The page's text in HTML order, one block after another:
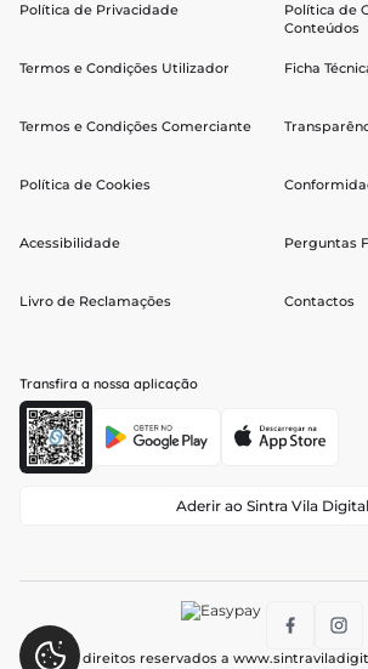
Política de Privacidade
Termos e Condições Utilizador
Termos e Condições Comerciante
Política de Cookies
Acessibilidade
Livro de Reclamações
Política de
Conteúdos
Ficha
Perguntas
Contactos
Transfira a nossa aplicação
Aderir ao Sintra Vila Digital
Todos os direitos reservados a